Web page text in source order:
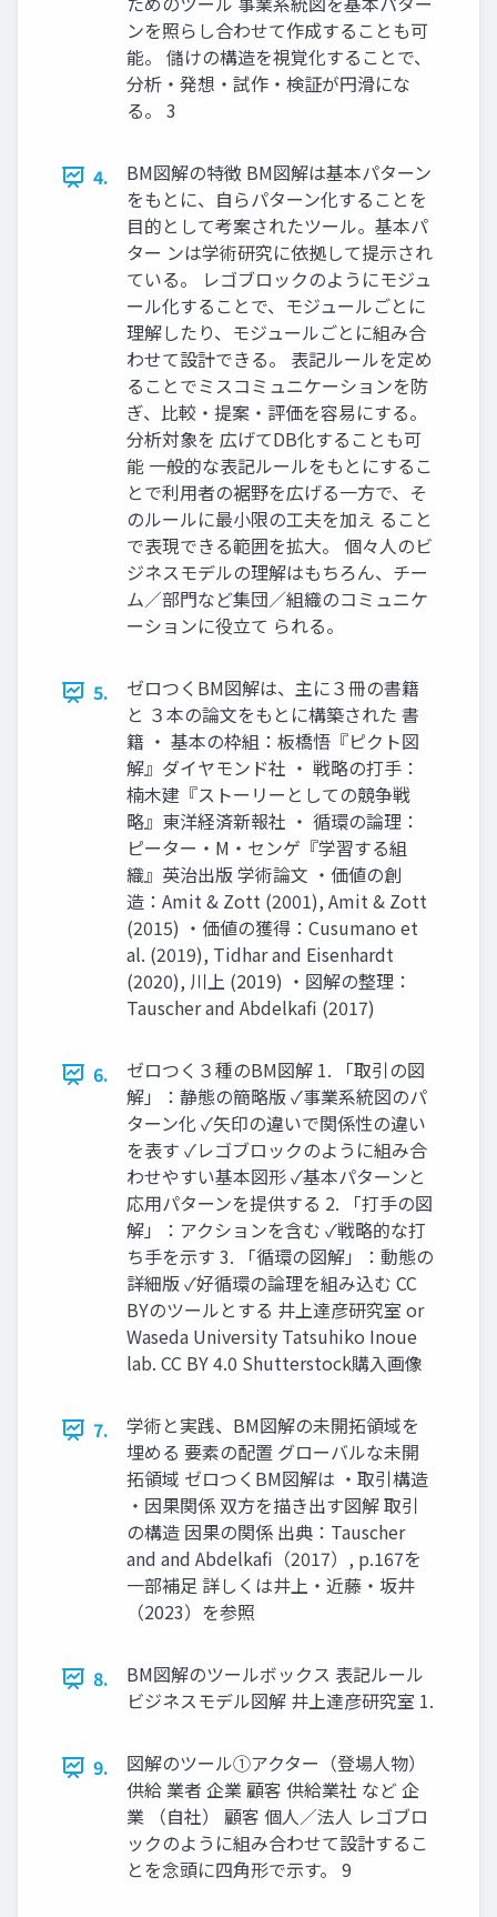
ンを照らし合わせて作成することも可
能。 儲けの構造を視覚化することで、
分析・発想・試作・検証が円滑にな
る。 3
4.
BM図解の特徴 BM図解は基本パターン
をもとに、自らパターン化することを
目的として考案されたツール。基本パ
ター ンは学術研究に依拠して提示され
ている。 レゴブロックのようにモジュ
ール化することで、モジュールごとに
理解したり、モジュールごとに組み合
わせて設計できる。 表記ルールを定め
ることでミスコミュニケーションを防
ぎ、比較・提案・評価を容易にする。
分析対象を 広げてDB化することも可
能 一般的な表記ルールをもとにするこ
とで利用者の裾野を広げる一方で、そ
のルールに最小限の工夫を加え ること
で表現できる範囲を拡大。 個々人のビ
ジネスモデルの理解はもちろん、チー
ム／部門など集団／組織のコミュニケ
ーションに役立て られる。
5.
ゼロつくBM図解は、主に３冊の書籍
と ３本の論文をもとに構築された 書
籍 ・ 基本の枠組：板橋悟『ピクト図
解』ダイヤモンド社 ・ 戦略の打手：
楠木建『ストーリーとしての競争戦
略』東洋経済新報社 ・ 循環の論理：
ピーター・M・センゲ『学習する組
織』英治出版 学術論文 ・価値の創
造：Amit & Zott (2001), Amit & Zott
(2015) ・価値の獲得：Cusumano et
al. (2019), Tidhar and Eisenhardt
(2020), 川上 (2019) ・図解の整理：
Tauscher and Abdelkafi (2017)
6.
ゼロつく３種のBM図解 1. 「取引の図
解」：静態の簡略版 ✓事業系統図のパ
ターン化 ✓矢印の違いで関係性の違い
を表す ✓レゴブロックのように組み合
わせやすい基本図形 ✓基本パターンと
応用パターンを提供する 2. 「打手の図
解」：アクションを含む ✓戦略的な打
ち手を示す 3. 「循環の図解」：動態の
詳細版 ✓好循環の論理を組み込む CC
BYのツールとする 井上達彦研究室 or
Waseda University Tatsuhiko Inoue
lab. CC BY 4.0 Shutterstock購入画像
7.
学術と実践、BM図解の未開拓領域を
埋める 要素の配置 グローバルな未開
拓領域 ゼロつくBM図解は ・取引構造
・因果関係 双方を描き出す図解 取引
の構造 因果の関係 出典：Tauscher
and and Abdelkafi（2017）, p.167を
一部補足 詳しくは井上・近藤・坂井
（2023）を参照
8.
BM図解のツールボックス 表記ルール
ビジネスモデル図解 井上達彦研究室 1.
9.
図解のツール①アクター（登場人物）
供給 業者 企業 顧客 供給業社 など 企
業 （自社） 顧客 個人／法人 レゴブロ
ックのように組み合わせて設計するこ
とを念頭に四角形で示す。 9